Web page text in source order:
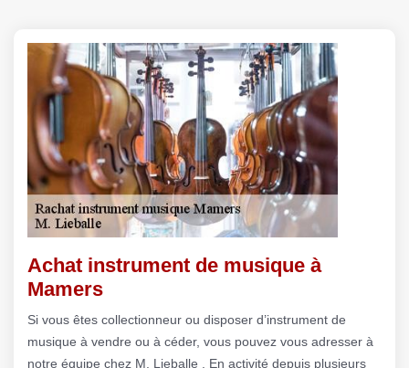
Achat instrument de musique à
Mamers
Si vous êtes collectionneur ou disposer d’instrument de
musique à vendre ou à céder, vous pouvez vous adresser à
notre équipe chez M. Lieballe . En activité depuis plusieurs